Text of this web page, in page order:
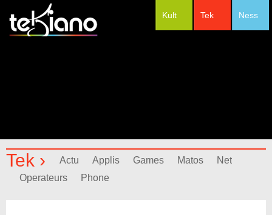
Ness
Tek
Kult
Tek › Actu Applis Games Matos
Net
Operateurs
Phone